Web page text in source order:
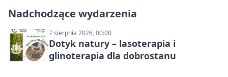
Nadchodzące wydarzenia
7 sierpnia 2026, 00:00
Dotyk natury – lasoterapia i
glinoterapia dla dobrostanu